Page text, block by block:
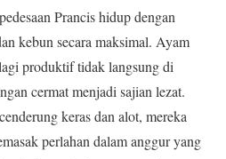
Prancis hidup dengan
kebun secara maksimal. Ayam
produktif tidak langsung di
cermat menjadi sajian lezat.
keras dan alot, mereka
perlahan dalam anggur yang